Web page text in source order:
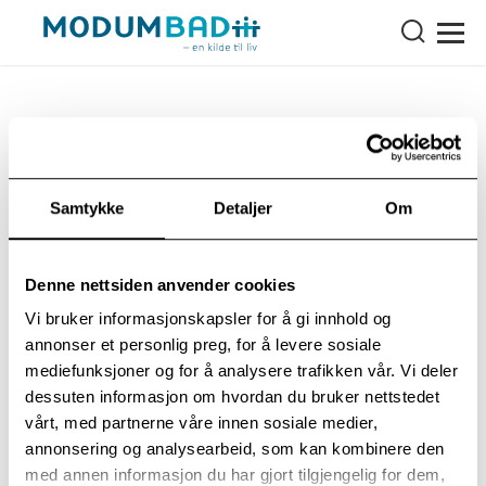
Samtykke Detaljer Om
Denne nettsiden anvender cookies
Vi bruker informasjonskapsler for å gi innhold og
annonser et personlig preg, for å levere sosiale
mediefunksjoner og for å analysere trafikken vår. Vi deler
dessuten informasjon om hvordan du bruker nettstedet
vårt, med partnerne våre innen sosiale medier,
annonsering og analysearbeid, som kan kombinere den
med annen informasjon du har gjort tilgjengelig for dem,
Complete list of publications 2015
Categories: Publications
Open list of publications here